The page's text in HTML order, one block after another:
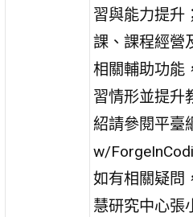
習與能力提升
課、課程經營
相關輔助功能
習情形並提升
紹請參閱平臺
w/
如有相關疑問
慧研究中心張